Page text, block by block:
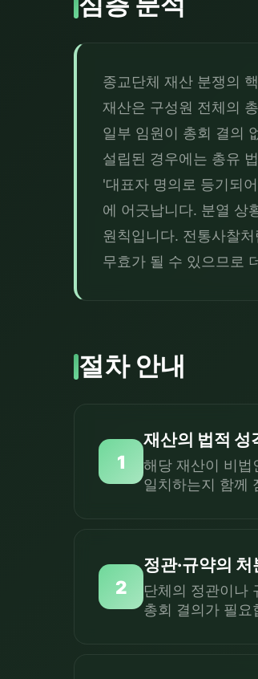
종교단체 재산 분쟁의
재산은 구성원 전체의
일부 임원이 총회 결의
설립된 경우에는 총유
'대표자 명의로 등기되
에 어긋납니다. 분열 상
원칙입니다. 전통사찰
무효가 될 수 있으므로
절차 안내
1
재산의 법적 성
해당 재산이 비법
일치하는지 함께
2
정관·규약의
단체의 정관이나
총회 결의가 필요